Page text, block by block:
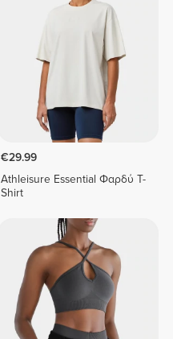
€29.99
Athleisure Essential Φαρδύ T-
Shirt